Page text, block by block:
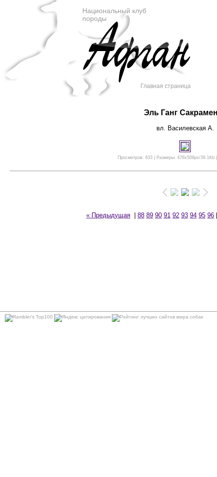
Национальный клуб
породы
Главная страница
Эль Ганг
вл. Василевская А.
Просмотров: 633 | Размеры: 476x509px/39.1Kb
« Предыдущая 88 89 90 91 92 93 94 95 96